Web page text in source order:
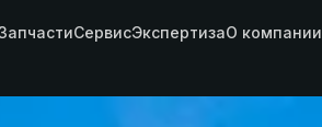
СервисЭкспертизаО компании